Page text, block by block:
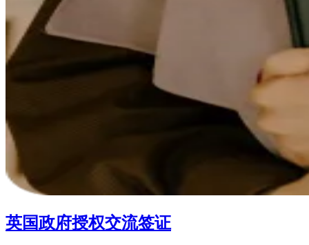
英国政府授权交流签证